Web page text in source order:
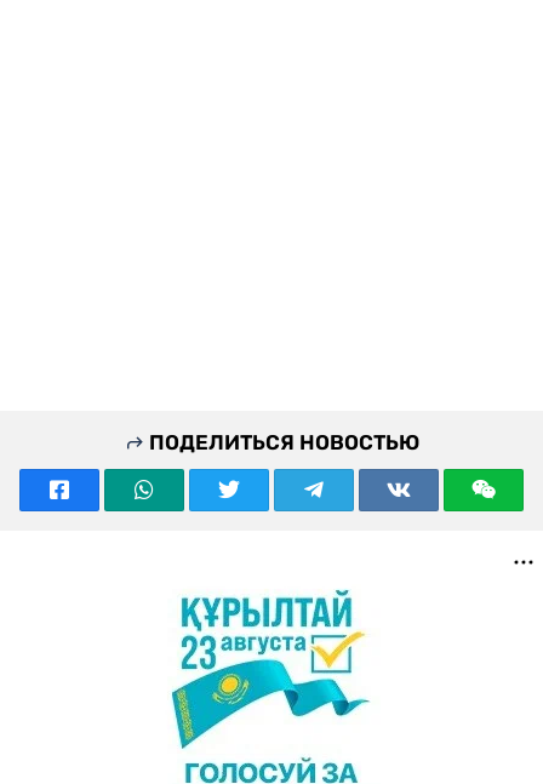
ПОДЕЛИТЬСЯ НОВОСТЬЮ